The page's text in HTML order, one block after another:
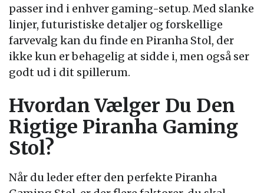
passer ind i enhver gaming-setup. Med slanke
linjer, futuristiske detaljer og forskellige
farvevalg kan du finde en Piranha Stol, der
ikke kun er behagelig at sidde i, men også ser
godt ud i dit spillerum.
Hvordan Vælger Du Den
Rigtige Piranha Gaming
Stol?
Når du leder efter den perfekte Piranha